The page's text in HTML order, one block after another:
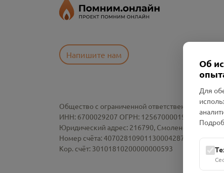
Напишите нам
Общество с ограниченной ответственностью
ИНН: 6700029207 ОГРН: 1256700001986
Юридический адрес: 216790, Смоленская
Номер счёта: 40702810901130004287 в АО
Кор. счёт: 30101810200000000593
Об
Для